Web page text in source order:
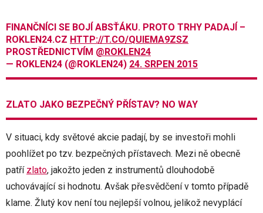
FINANČNÍCI SE BOJÍ ABSŤÁKU. PROTO TRHY PADAJÍ –
ROKLEN24.CZ HTTP://T.CO/QUIEMA9ZSZ
PROSTŘEDNICTVÍM @ROKLEN24
— ROKLEN24 (@ROKLEN24) 24. SRPEN 2015
ZLATO JAKO BEZPEČNÝ PŘÍSTAV? NO WAY
V situaci, kdy světové akcie padají, by se investoři mohli
poohlížet po tzv. bezpečných přístavech. Mezi ně obecně
patří zlato, jakožto jeden z instrumentů dlouhodobě
uchovávající si hodnotu. Avšak přesvědčení v tomto případě
klame. Žlutý kov není tou nejlepší volnou, jelikož nevyplácí